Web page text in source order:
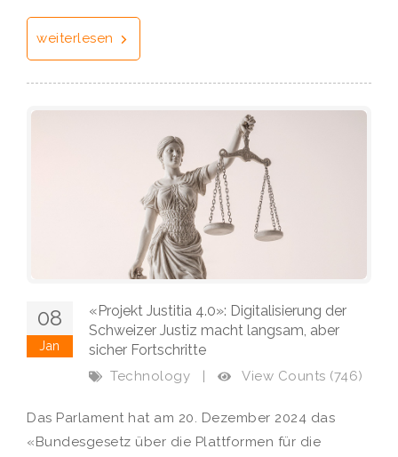
weiterlesen
08
Jan
«Projekt Justitia 4.0»: Digitalisierung der
Schweizer Justiz macht langsam, aber
sicher Fortschritte
Technology | View Counts (746)
Das Parlament hat am 20. Dezember 2024 das
«Bundesgesetz über die Plattformen für die